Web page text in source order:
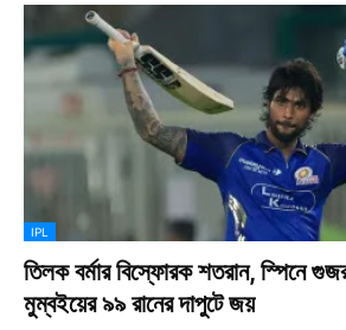
IPL
তিলক বর্মার বিস্ফোরক শতরান, স্পিনে
মুম্বইয়ের ৯৯ রানের দাপুটে জয়